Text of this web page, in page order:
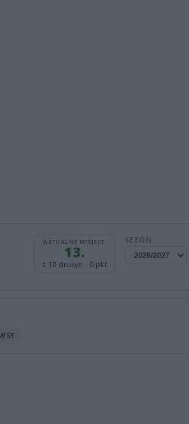
AKTUALNE MIEJSCE
13.
z 18 drużyn · 0 pkt
SEZON